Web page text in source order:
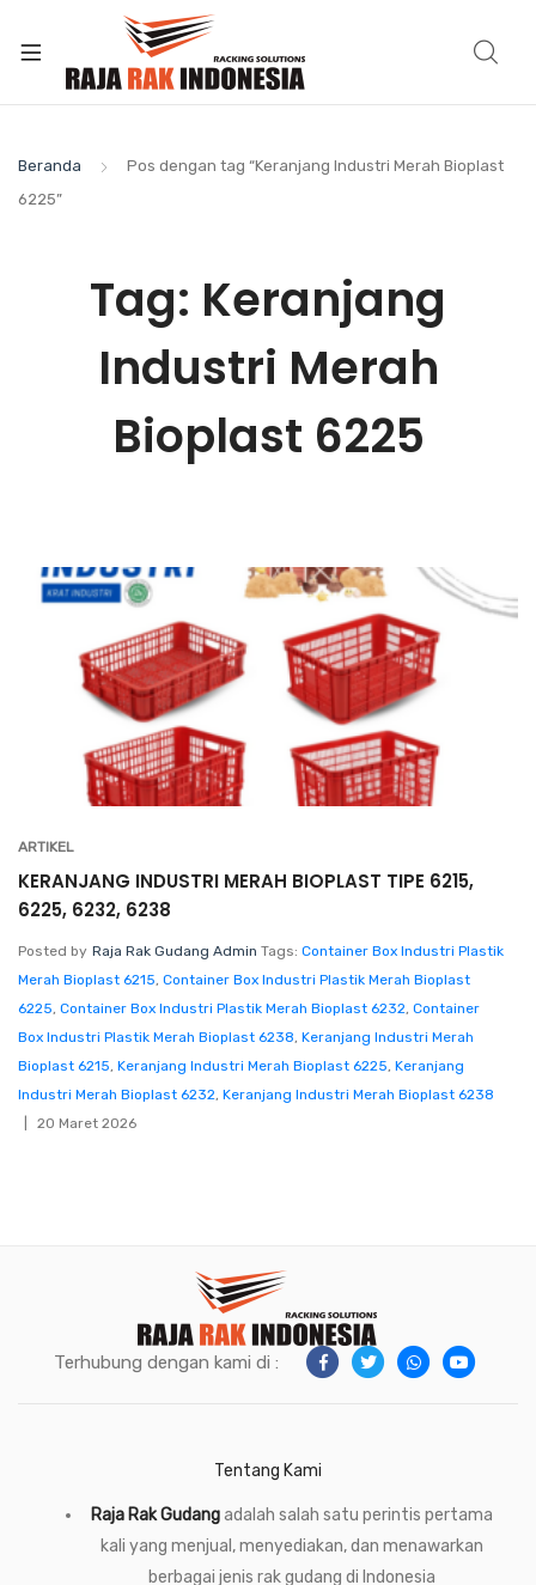
Beranda
Pos dengan tag “Keranjang Industri Merah Bioplast
6225”
Tag: Keranjang
Industri Merah
Bioplast 6225
ARTIKEL
KERANJANG INDUSTRI MERAH BIOPLAST TIPE 6215,
6225, 6232, 6238
Posted by Raja Rak Gudang Admin Tags: Container Box Industri Plastik
Merah Bioplast 6215, Container Box Industri Plastik Merah Bioplast
6225, Container Box Industri Plastik Merah Bioplast 6232, Container
Box Industri Plastik Merah Bioplast 6238, Keranjang Industri Merah
Bioplast 6215, Keranjang Industri Merah Bioplast 6225, Keranjang
Industri Merah Bioplast 6232, Keranjang Industri Merah Bioplast 6238
20 Maret 2026
Terhubung dengan kami di :
Tentang Kami
Raja Rak Gudangadalah salah satu perintis pertama
kali yang menjual, menyediakan, dan menawarkan
berbagai jenis rak gudang di Indonesia